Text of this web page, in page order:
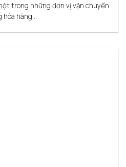
trong những đơn vị vận chuyển
hóa hàng...